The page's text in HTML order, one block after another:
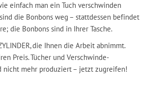
einfach man ein Tuch verschwinden
die Bonbons weg – stattdessen befindet
die Bonbons sind in Ihrer Tasche.
die Ihnen die Arbeit abnimmt.
Preis. Tücher und Verschwinde-
nicht mehr produziert – jetzt zugreifen!